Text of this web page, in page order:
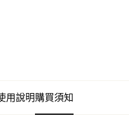
用說明購買須知